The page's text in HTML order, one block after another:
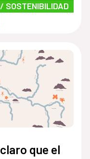
SOSTENIBILIDAD
que el